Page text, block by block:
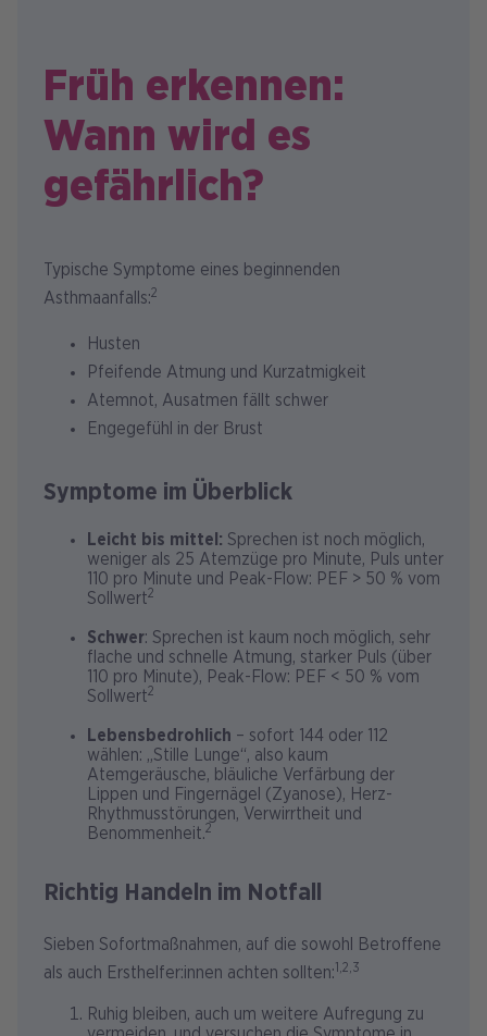
Früh erkennen:
Wann wird es
gefährlich?
Typische Symptome eines beginnenden
Asthmaanfalls:2
Husten
Pfeifende Atmung und Kurzatmigkeit
Atemnot, Ausatmen fällt schwer
Engegefühl in der Brust
Symptome im Überblick
Leicht bis mittel: Sprechen ist noch möglich,
weniger als 25 Atemzüge pro Minute, Puls unter
110 pro Minute und Peak-Flow: PEF > 50 % vom
Sollwert2
Schwer: Sprechen ist kaum noch möglich, sehr
flache und schnelle Atmung, starker Puls (über
110 pro Minute), Peak-Flow: PEF < 50 % vom
Sollwert2
Lebensbedrohlich – sofort 144 oder 112
wählen: „Stille Lunge“, also kaum
Atemgeräusche, bläuliche Verfärbung der
Lippen und Fingernägel (Zyanose), Herz-
Rhythmusstörungen, Verwirrtheit und
Benommenheit.2
Richtig Handeln im Notfall
Sieben Sofortmaßnahmen, auf die sowohl Betroffene
als auch Ersthelfer:innen achten sollten:1,2,3
Ruhig bleiben, auch um weitere Aufregung zu